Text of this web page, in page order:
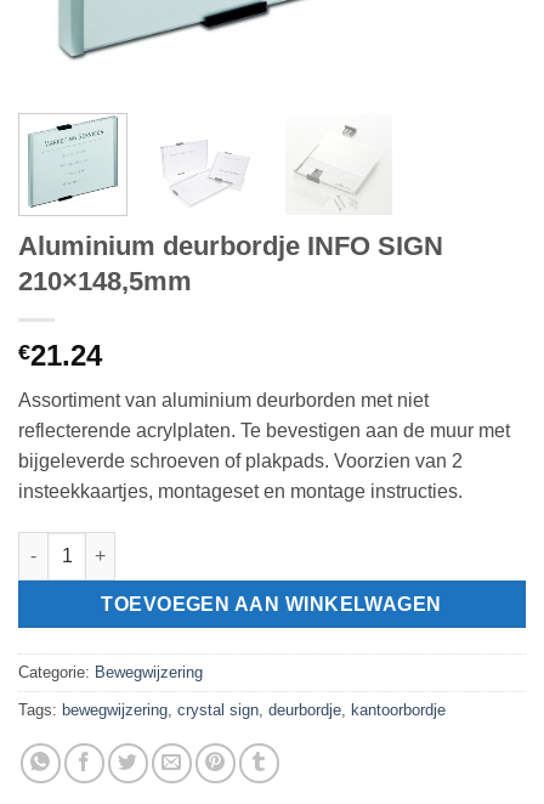
Aluminium deurbordje INFO SIGN
210×148,5mm
€21.24
Assortiment van aluminium deurborden met niet
reflecterende acrylplaten. Te bevestigen aan de muur met
bijgeleverde schroeven of plakpads. Voorzien van 2
insteekkaartjes, montageset en montage instructies.
Aluminium deurbordje INFO SIGN 210x148,5mm aantal
TOEVOEGEN AAN WINKELWAGEN
Categorie: Bewegwijzering
Tags: bewegwijzering crystal sign deurbordje kantoorbordje